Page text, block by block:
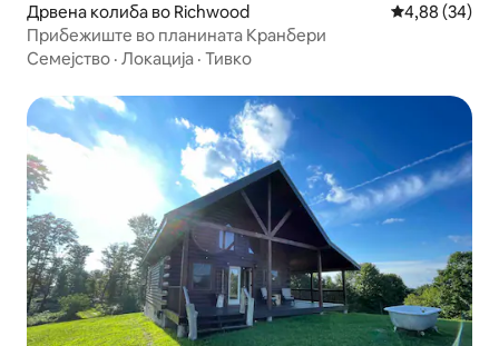
Дрвена колиба во Richwood Просечна
4,88 (34)
Прибежиште во планината Кранбери
Семејство · Локација · Тивко